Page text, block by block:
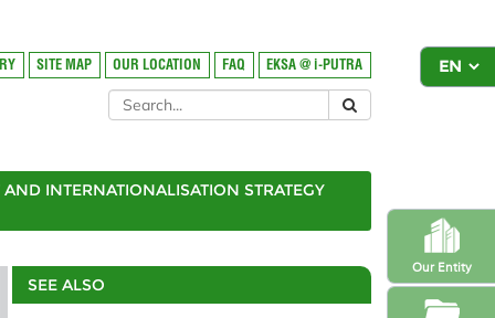
Our Entity
SITE MAP OUR LOCATION FAQ EKSA @ i-PUTRA
INTERNATIONALISATION STRATEGY
SEE ALSO